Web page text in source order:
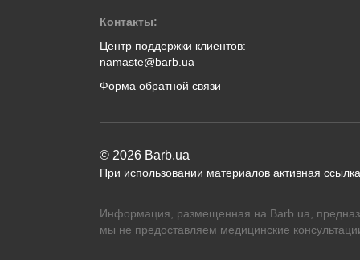
Контакты:
Центр поддержки клиентов:
namaste@barb.ua
Форма обратной связи
© 2026 Barb.ua
При использовании материалов активная
Информация, размещенная на Barb.ua,
мы не предоставляем медицинские